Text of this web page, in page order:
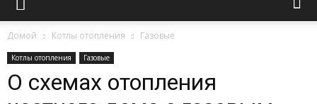
Домой Котлы отопления Газовые
Котлы отопления Газовые
О схемах отопления